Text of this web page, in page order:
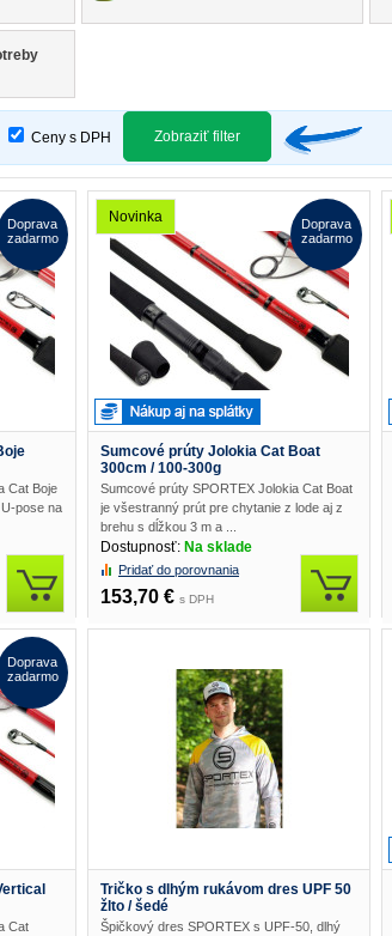
Ceny s DPH Zobraziť filter
Cat Boje
pose na
Doprava
zadarmo
Novinka
Sumcové prúty Jolokia Cat Boat
300cm / 100-300g
Sumcové prúty SPORTEX Jolokia Cat Boat
je všestranný prút pre chytanie z lode aj z
brehu s dĺžkou 3 m a ...
Dostupnosť: Na sklade
Pridať do porovnania
153,70 € s DPH
Doprava
zadarmo
Cat
Doprava
zadarmo
Tričko s dlhým rukávom dres UPF 50
žlto / šedé
Špičkový dres SPORTEX s UPF-50, dlhý